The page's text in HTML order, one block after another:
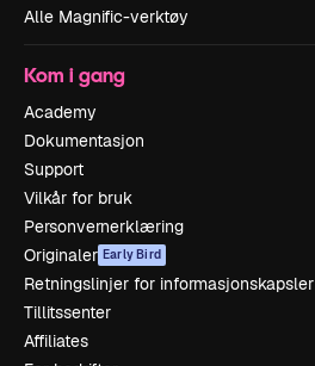
Alle Magnific-verktøy
Kom i gang
Academy
Dokumentasjon
Support
Vilkår for bruk
Personvernerklæring
Originaler Early Bird
Retningslinjer for informasjonskapsler
Tillitssenter
Affiliates